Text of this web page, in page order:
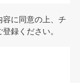
に同意の上、チ
録ください。